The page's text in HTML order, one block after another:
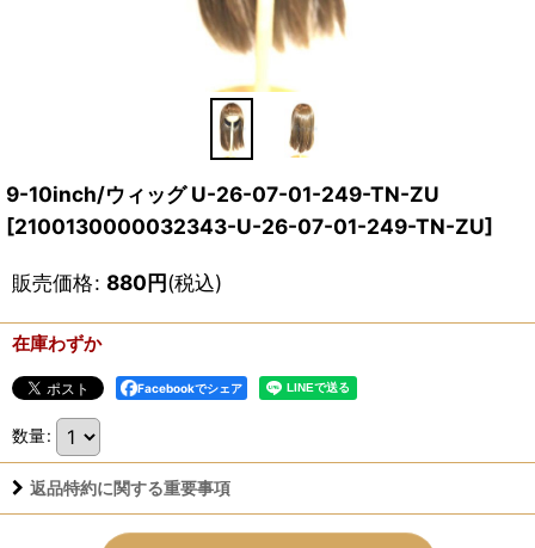
9-10inch/ウィッグ U-26-07-01-249-TN-ZU
[2100130000032343-U-26-07-01-249-TN-ZU]
販売価格: 880円(税込)
在庫わずか
Facebookでシェア
数量:
返品特約に関する重要事項